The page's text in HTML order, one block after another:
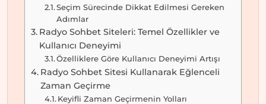
Seçim Sürecinde Dikkat Edilmesi Gereken
Adımlar
Radyo Sohbet Siteleri: Temel Özellikler ve
Kullanıcı Deneyimi
Özelliklere Göre Kullanıcı Deneyimi Artışı
Radyo Sohbet Sitesi Kullanarak Eğlenceli
Zaman Geçirme
Keyifli Zaman Geçirmenin Yolları